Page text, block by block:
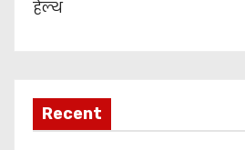
हेल्थ
Recent